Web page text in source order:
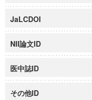
JaLCDOI
NII論文ID
医中誌ID
その他ID